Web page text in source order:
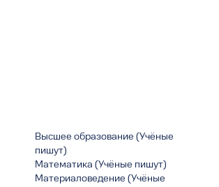
Высшее образование (Учёные
пишут)
Математика (Учёные пишут)
Материаловедение (Учёные